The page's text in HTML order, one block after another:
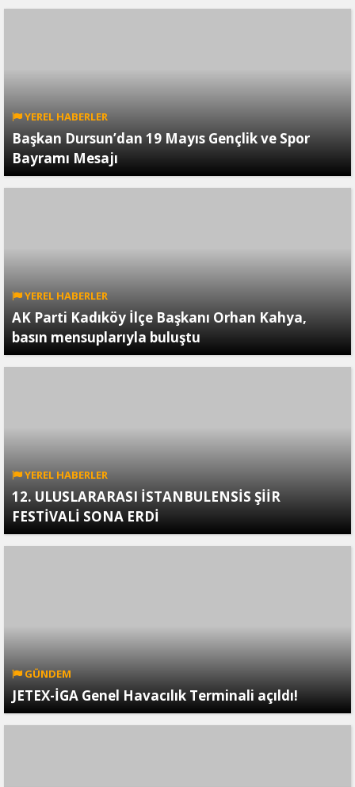
YEREL HABERLER
Başkan Dursun’dan 19 Mayıs Gençlik ve Spor
Bayramı Mesajı
YEREL HABERLER
AK Parti Kadıköy İlçe Başkanı Orhan Kahya,
basın mensuplarıyla buluştu
YEREL HABERLER
12. ULUSLARARASI İSTANBULENSİS ŞİİR
FESTİVALİ SONA ERDİ
GÜNDEM
JETEX-İGA Genel Havacılık Terminali açıldı!